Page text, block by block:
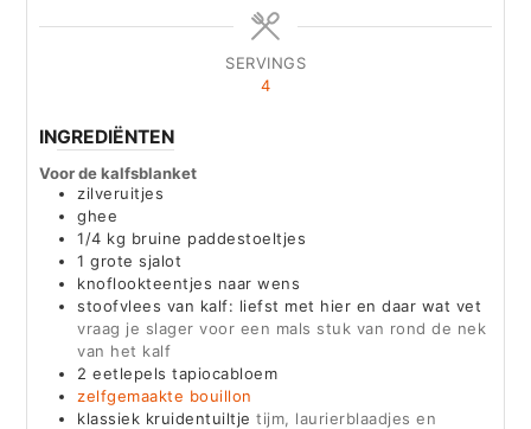
SERVINGS
4
INGREDIËNTEN
Voor de kalfsblanket
zilveruitjes
ghee
1/4 kg bruine paddestoeltjes
1 grote sjalot
knoflookteentjes naar wens
stoofvlees van kalf: liefst met hier en daar wat vet
vraag je slager voor een mals stuk van rond de nek
van het kalf
2 eetlepels tapiocabloem
zelfgemaakte bouillon
klassiek kruidentuiltje tijm, laurierblaadjes en